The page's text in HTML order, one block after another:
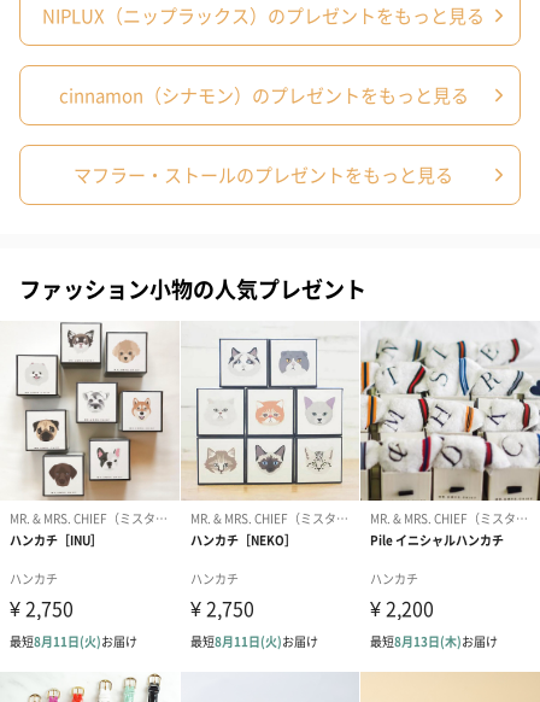
す。
首元にボリュームを持たせたり、羽織るなど、巻き方次第で多彩
なスタイルを楽しめます。
リスマス、記念日などのギフトにおすすめです。
カラーバリエーション
ホワイト
ベージュ
モカ
ライトピンク
NIPLUX（ニップラックス）のプレゼントをもっと見る
cinnamon（シナモン）のプレゼントをもっと見る
マフラー・ストールのプレゼントをもっと見る
ファッション小物の人気プレゼント